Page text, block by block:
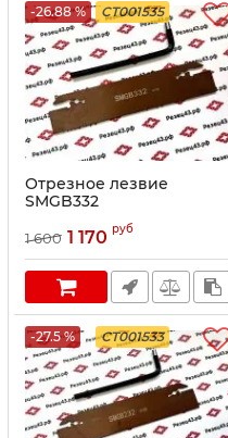
-26.88 % CT001535
Отрезное лезвие
SMGB332
1 600 1 170 руб
-27.5 % CT001533